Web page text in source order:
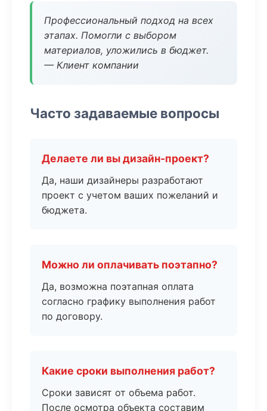
Профессиональный подход на всех
этапах. Помогли с выбором
материалов, уложились в бюджет.
— Клиент компании
Часто задаваемые вопросы
Делаете ли вы дизайн-проект?
Да, наши дизайнеры разработают
проект с учетом ваших пожеланий и
бюджета.
Можно ли оплачивать поэтапно?
Да, возможна поэтапная оплата
согласно графику выполнения работ
по договору.
Какие сроки выполнения работ?
Сроки зависят от объема работ.
После осмотра объекта составим